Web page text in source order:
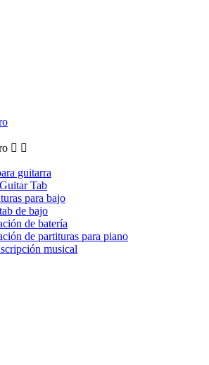
 
guitarra
Tab
para bajo
de bajo
de batería
de partituras para piano
musical